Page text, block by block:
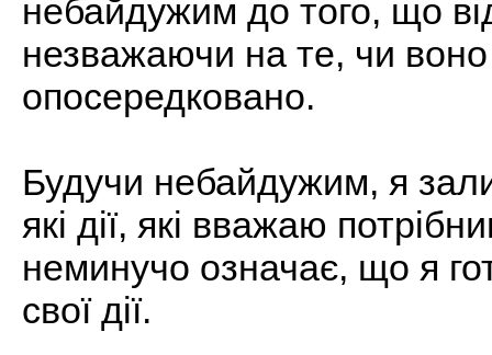
небайдужим до того, що
незважаючи на те, чи
опосередковано.
Будучи небайдужим, я
які дії, які вважаю
неминучо означає, що я
свої дії.